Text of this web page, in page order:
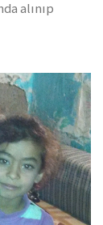
alınıp